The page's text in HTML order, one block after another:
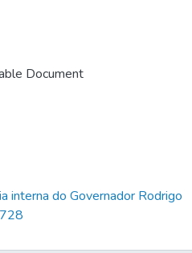
Document
interna do Governador Rodrigo